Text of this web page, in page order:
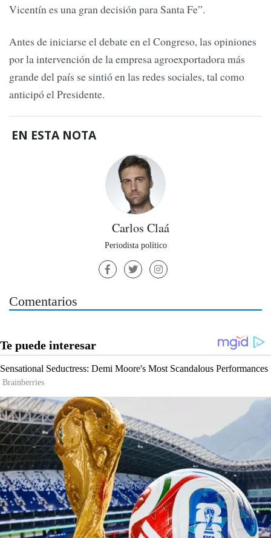
Vicentín es una gran decisión para Santa Fe”.
Antes de iniciarse el debate en el Congreso, las opiniones
por la intervención de la empresa agroexportadora más
grande del país se sintió en las redes sociales, tal como
anticipó el Presidente.
EN ESTA NOTA
Carlos Claá
Periodista político
Comentarios